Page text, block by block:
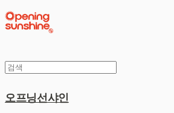
오프닝선샤인